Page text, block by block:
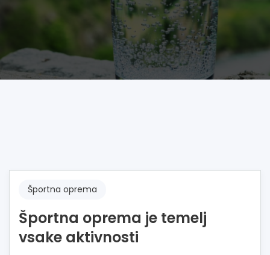
Športna oprema
Športna oprema je temelj
vsake aktivnosti